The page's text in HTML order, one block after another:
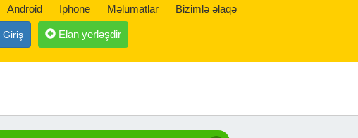
Android Iphone Məlumatlar Bizimlə əlaqə
Giriş Elan yerləşdir